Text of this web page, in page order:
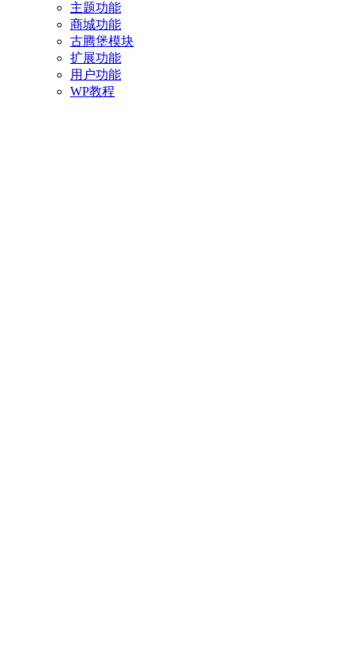
主题功能
商城功能
古腾堡模块
扩展功能
用户功能
WP教程